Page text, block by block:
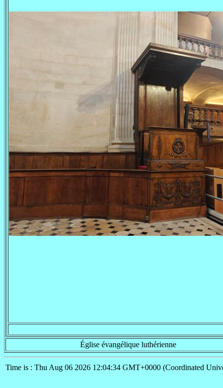
Église évangélique luthérienne
Time is : Thu Aug 06 2026 12:04:34 GMT+0000 (Coordinated